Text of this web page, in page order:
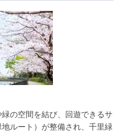
の空間を結び、回遊できるサ
ルート）が整備され、千里緑